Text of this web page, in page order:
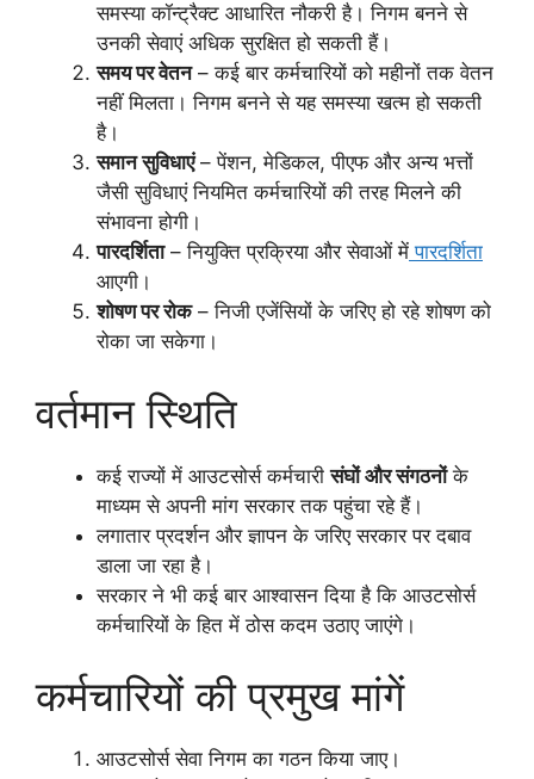
समस्या कॉन्ट्रैक्ट आधारित नौकरी है। निगम बनने से
उनकी सेवाएं अधिक सुरक्षित हो सकती हैं।
समय पर वेतन– कई बार कर्मचारियों को महीनों तक वेतन
नहीं मिलता। निगम बनने से यह समस्या खत्म हो सकती
है।
समान सुविधाएं– पेंशन, मेडिकल, पीएफ और अन्य भत्तों
जैसी सुविधाएं नियमित कर्मचारियों की तरह मिलने की
संभावना होगी।
पारदर्शिता– नियुक्ति प्रक्रिया और सेवाओं में पारदर्शिता
आएगी।
शोषण पर रोक– निजी एजेंसियों के जरिए हो रहे शोषण को
रोका जा सकेगा।
वर्तमान स्थिति
कई राज्यों में आउटसोर्स कर्मचारीसंघों और संगठनोंके
माध्यम से अपनी मांग सरकार तक पहुंचा रहे हैं।
लगातार प्रदर्शन और ज्ञापन के जरिए सरकार पर दबाव
डाला जा रहा है।
सरकार ने भी कई बार आश्वासन दिया है कि आउटसोर्स
कर्मचारियों के हित में ठोस कदम उठाए जाएंगे।
कर्मचारियों की प्रमुख मांगें
आउटसोर्स सेवा निगम का गठन किया जाए।